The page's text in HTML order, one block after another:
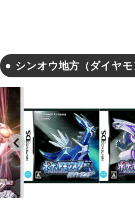
シンオウ地方（ダイヤ